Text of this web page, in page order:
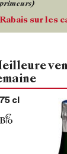
primeurs)
Rabais sur les
75 cl